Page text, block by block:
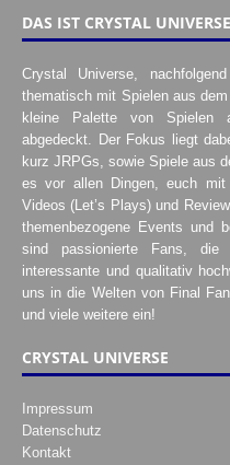
DAS IST CRYSTAL
Crystal Universe,
thematisch mit Spielen aus
kleine Palette von Spielen
abgedeckt. Der Fokus liegt
kurz JRPGs, sowie Spiele aus
es vor allen Dingen, euch mit
Videos (Let’s Plays) und
themenbezogene Events und
sind passionierte Fans,
interessante und qualitativ
uns in die Welten von Final
und viele weitere ein!
CRYSTAL UNIVERSE
Impressum
Datenschutz
Kontakt